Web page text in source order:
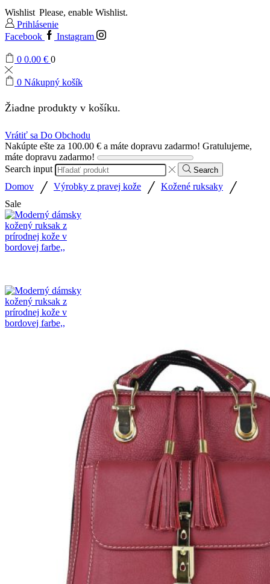
Wishlist Please, enable Wishlist.
Prihlásenie
Facebook
Instagram
0 0.00 € 0
0 Nákupný košík
Žiadne produkty v košíku.
Vrátiť sa Do Obchodu
Nakúpte ešte za 100.00 € a máte dopravu zadarmo! Gratulujeme,
máte dopravu zadarmo!
Search input
Search
Domov / Výrobky z pravej kože / Kožené ruksaky /
Sale